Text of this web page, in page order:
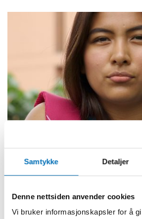
Samtykke Detaljer
Denne nettsiden anvender cookies
Vi bruker informasjonskapsler for å
Fullført
INTEGRERING
Helse og trivsel blant enslige
asylsøkere i Norden